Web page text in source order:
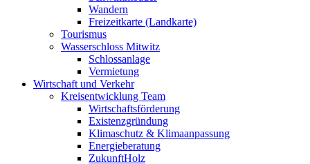
Wandern
Freizeitkarte (Landkarte)
Tourismus
Wasserschloss Mitwitz
Schlossanlage
Vermietung
Wirtschaft und Verkehr
Kreisentwicklung Team
Wirtschaftsförderung
Existenzgründung
Klimaschutz & Klimaanpassung
Energieberatung
ZukunftHolz